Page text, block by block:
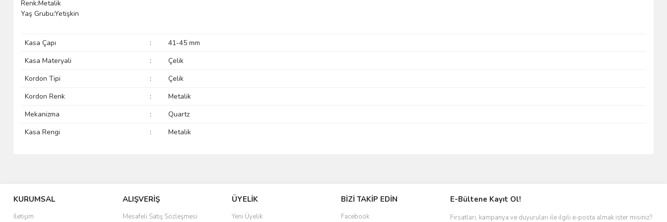
Renk:Metalik
Yaş Grubu:Yetişkin
Kasa Çapı :
41-45 mm
Kasa Materyali
:
Çelik
Kordon Tipi
:
Çelik
Kordon Renk
:
Metalik
Mekanizma
:
Quartz
Kasa Rengi
: Metalik
KURUMSAL
İletişim
ALIŞVERİŞ
Mesafeli Satış Sözleşmesi
ÜYELİK
Yeni Üyelik
BİZİ TAKİP EDİN
Facebook
E-Bültene Kayıt Ol!
Fırsatları, kampanya ve duyuruları ile ilgili e-posta almak ister misiniz?